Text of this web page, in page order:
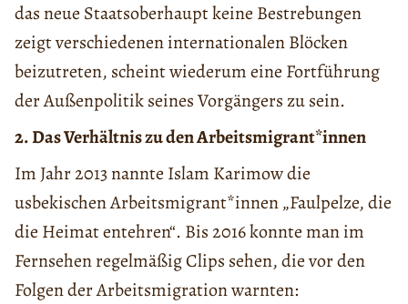
das neue Staatsoberhaupt keine Bestrebungen
zeigt verschiedenen internationalen Blöcken
beizutreten, scheint wiederum eine Fortführung
der Außenpolitik seines Vorgängers zu sein.
2. Das Verhältnis zu den Arbeitsmigrant*innen
Im Jahr 2013 nannte Islam Karimow die
usbekischen Arbeitsmigrant*innen „Faulpelze, die
die Heimat entehren“. Bis 2016 konnte man im
Fernsehen regelmäßig Clips sehen, die vor den
Folgen der Arbeitsmigration warnten: